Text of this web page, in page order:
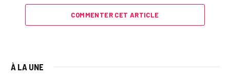
COMMENTER CET ARTICLE
À LA UNE